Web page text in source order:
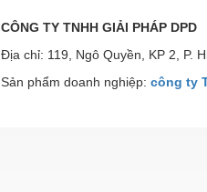
CÔNG TY TNHH GIẢI PHÁP DPD
Địa chỉ: 119, Ngô Quyền, KP 2, P.
Sản phẩm doanh nghiệp: công ty